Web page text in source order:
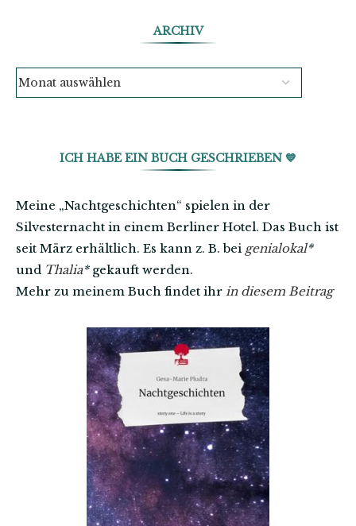
ARCHIV
ICH HABE EIN BUCH GESCHRIEBEN 💙
Meine „Nachtgeschichten“ spielen in der
Silvesternacht in einem Berliner Hotel. Das Buch ist
seit März erhältlich. Es kann z. B. bei genialokal*
und Thalia*gekauft werden.
Mehr zu meinem Buch findet ihr in diesem Beitrag